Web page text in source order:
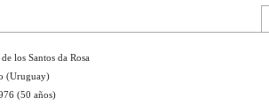
los Santos da Rosa
(Uruguay)
(50 años)